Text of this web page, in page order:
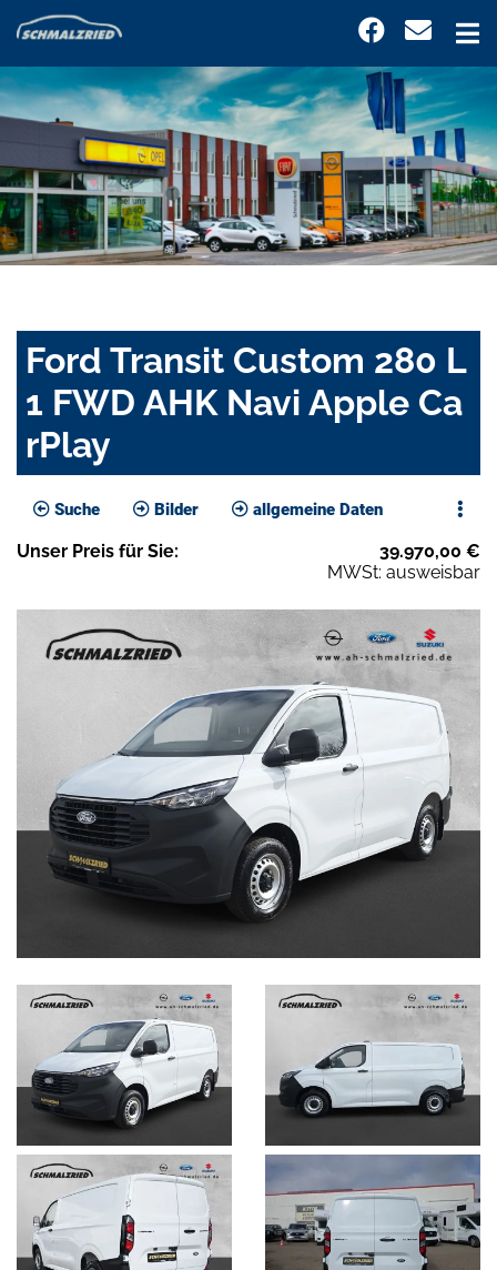
Ford Transit Custom 280 L
1 FWD AHK Navi Apple Ca
rPlay
Suche Bilder allgemeine Daten
Unser Preis für Sie: 39.970,00 €
MWSt: ausweisbar